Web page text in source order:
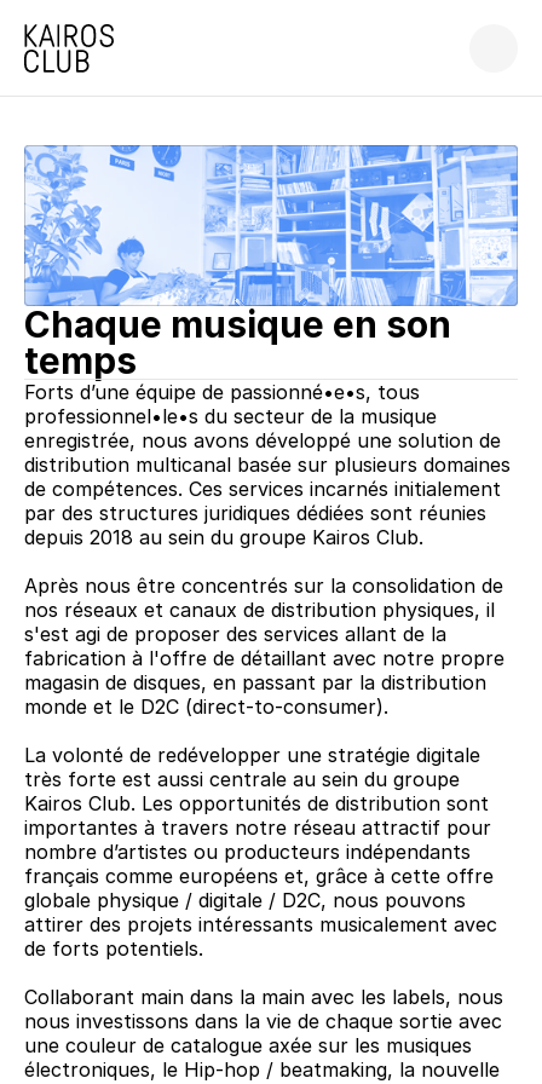
Chaque musique en son
temps
Forts d’une équipe de passionné•e•s, tous
professionnel•le•s du secteur de la musique
enregistrée, nous avons développé une solution de
distribution multicanal basée sur plusieurs domaines
de compétences. Ces services incarnés initialement
par des structures juridiques dédiées sont réunies
depuis 2018 au sein du groupe Kairos Club.
Après nous être concentrés sur la consolidation de
nos réseaux et canaux de distribution physiques, il
s'est agi de proposer des services allant de la
fabrication à l'offre de détaillant avec notre propre
magasin de disques, en passant par la distribution
monde et le D2C (direct-to-consumer).
La volonté de redévelopper une stratégie digitale
très forte est aussi centrale au sein du groupe
Kairos Club. Les opportunités de distribution sont
importantes à travers notre réseau attractif pour
nombre d’artistes ou producteurs indépendants
français comme européens et, grâce à cette offre
globale physique / digitale / D2C, nous pouvons
attirer des projets intéressants musicalement avec
de forts potentiels.
Collaborant main dans la main avec les labels, nous
nous investissons dans la vie de chaque sortie avec
une couleur de catalogue axée sur les musiques
électroniques, le Hip-hop / beatmaking, la nouvelle